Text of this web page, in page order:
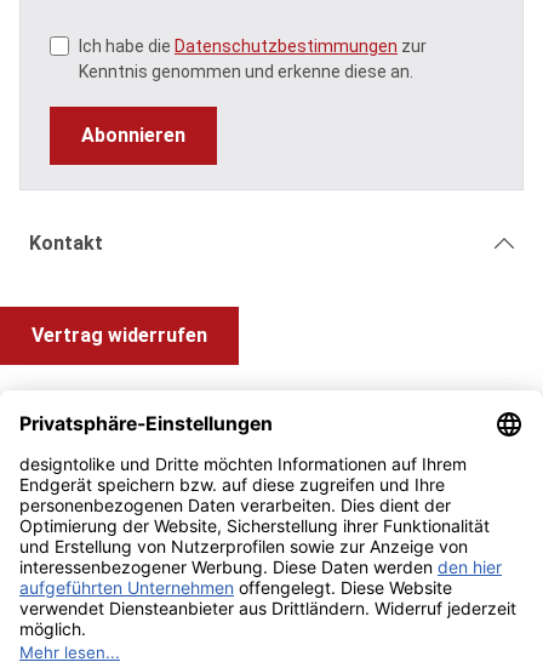
Ich habe die Datenschutzbestimmungen zur
Kenntnis genommen und erkenne diese an.
Abonnieren
Kontakt
Vertrag widerrufen
Information und Impressum
Zahlung & Versand